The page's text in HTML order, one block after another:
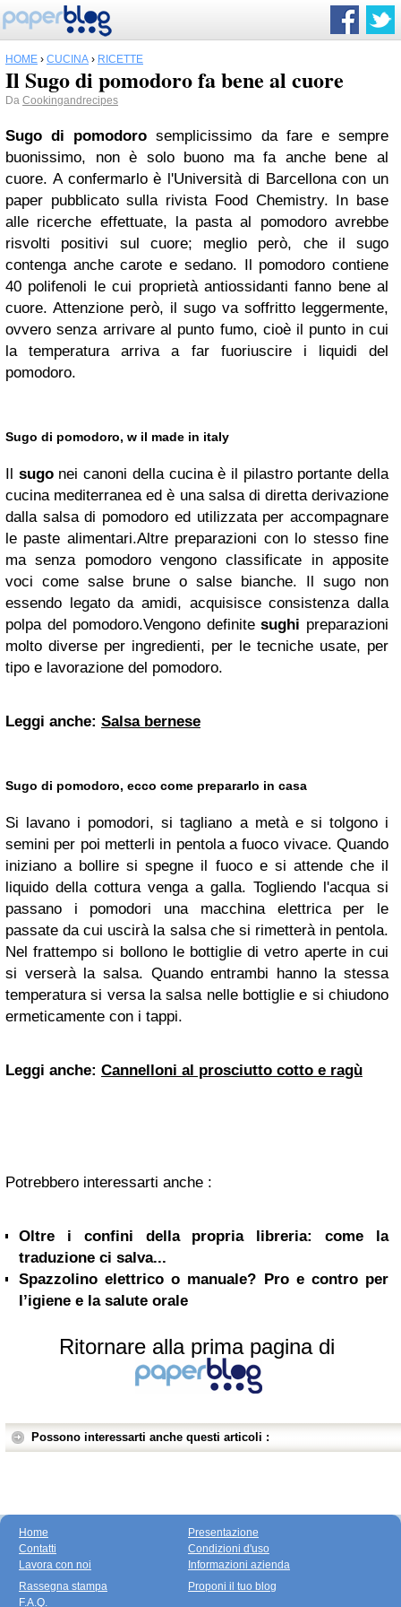
HOME › CUCINA › RICETTE
Il Sugo di pomodoro fa bene al cuore
Da Cookingandrecipes
Sugo di pomodorosemplicissimo da fare e sempre
buonissimo, non è solo buono ma fa anche bene al
cuore. A confermarlo è l'Università di Barcellona con un
paper pubblicato sulla rivista Food Chemistry. In base
alle ricerche effettuate, la pasta al pomodoro avrebbe
risvolti positivi sul cuore; meglio però, che il sugo
contenga anche carote e sedano. Il pomodoro contiene
40 polifenoli le cui proprietà antiossidanti fanno bene al
cuore. Attenzione però, il sugo va soffritto leggermente,
ovvero senza arrivare al punto fumo, cioè il punto in cui
la temperatura arriva a far fuoriuscire i liquidi del
pomodoro.
Sugo di pomodoro, w il made in italy
Il sugonei canoni della cucina è il pilastro portante della
cucina mediterranea ed è una salsa di diretta derivazione
dalla salsa di pomodoro ed utilizzata per accompagnare
le paste alimentari.Altre preparazioni con lo stesso fine
ma senza pomodoro vengono classificate in apposite
voci come salse brune o salse bianche. Il sugo non
essendo legato da amidi, acquisisce consistenza dalla
polpa del pomodoro.Vengono definitesughi preparazioni
molto diverse per ingredienti, per le tecniche usate, per
tipo e lavorazione del pomodoro.
Leggi anche: Salsa bernese
Sugo di pomodoro, ecco come prepararlo in casa
Si lavano i pomodori, si tagliano a metà e si tolgono i
semini per poi metterli in pentola a fuoco vivace. Quando
iniziano a bollire si spegne il fuoco e si attende che il
liquido della cottura venga a galla. Togliendo l'acqua si
passano i pomodori una macchina elettrica per le
passate da cui uscirà la salsa che si rimetterà in pentola.
Nel frattempo si bollono le bottiglie di vetro aperte in cui
si verserà la salsa. Quando entrambi hanno la stessa
temperatura si versa la salsa nelle bottiglie e si chiudono
ermeticamente con i tappi.
Leggi anche: Cannelloni al prosciutto cotto e ragù
Potrebbero interessarti anche :
Oltre i confini della propria libreria: come la
traduzione ci salva...
Spazzolino elettrico o manuale? Pro e contro per
l’igiene e la salute orale
Ritornare alla prima pagina di
Possono interessarti anche questi articoli :
Home
Contatti
Lavora con noi
Presentazione
Condizioni d'uso
Informazioni azienda
Rassegna stampa
F.A.Q.
Proponi il tuo blog